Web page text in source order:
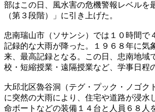
部はこの日、風水害の危機警報レベルを
（第３段階）」に引き上げた。
忠南瑞山市（ソサンシ）では１０時間で
記録的な大雨が降った。１９６８年に気
来、最高記録となる。この日、忠南地域
校・短縮授業・遠隔授業など、学事日程
大邱北区魯谷洞（テグ・プック・ノゴク
に突然の大雨により、住宅や道路が浸水
命ボートなどの装備１４台と人員６８人